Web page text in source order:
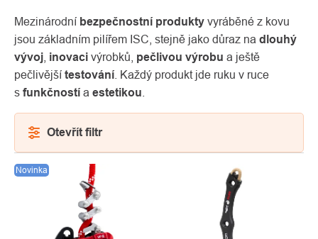
Mezinárodní bezpečnostní produkty vyráběné z kovu
jsou základním pilířem ISC, stejně jako důraz na dlouhý
vývoj inovaci výrobků, pečlivou výrobu a ještě
pečlivější testování . Každý produkt jde ruku v ruce
s funkčností a estetikou
Otevřít filtr
VÝPIS
PRODUKTŮ
Novinka